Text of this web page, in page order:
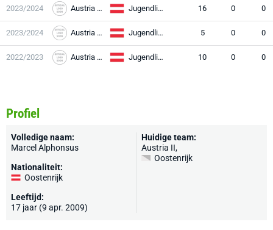
2023/2024 Austria Wien Jugendliga U16 16 0 0
2023/2024 Austria Wien Jugendliga U15 5 0 0
2022/2023 Austria Wien Jugendliga U15 10 0 0
Profiel
Volledige naam:
Marcel Alphonsus
Nationaliteit:
Oostenrijk
Leeftijd:
17 jaar (9 apr. 2009)
Huidige team:
Austria II,
Oostenrijk